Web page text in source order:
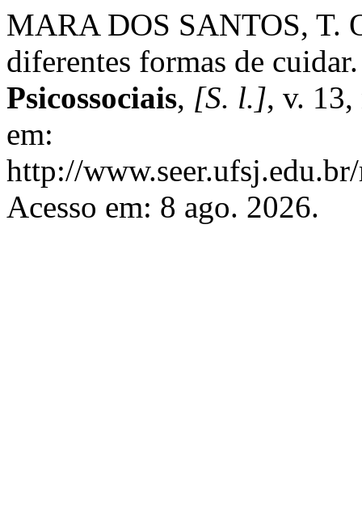
MARA DOS SANTOS, T.
diferentes formas de
Psicossociais, [S. l.], v.
em:
http://
Acesso em: 8 ago. 2026.